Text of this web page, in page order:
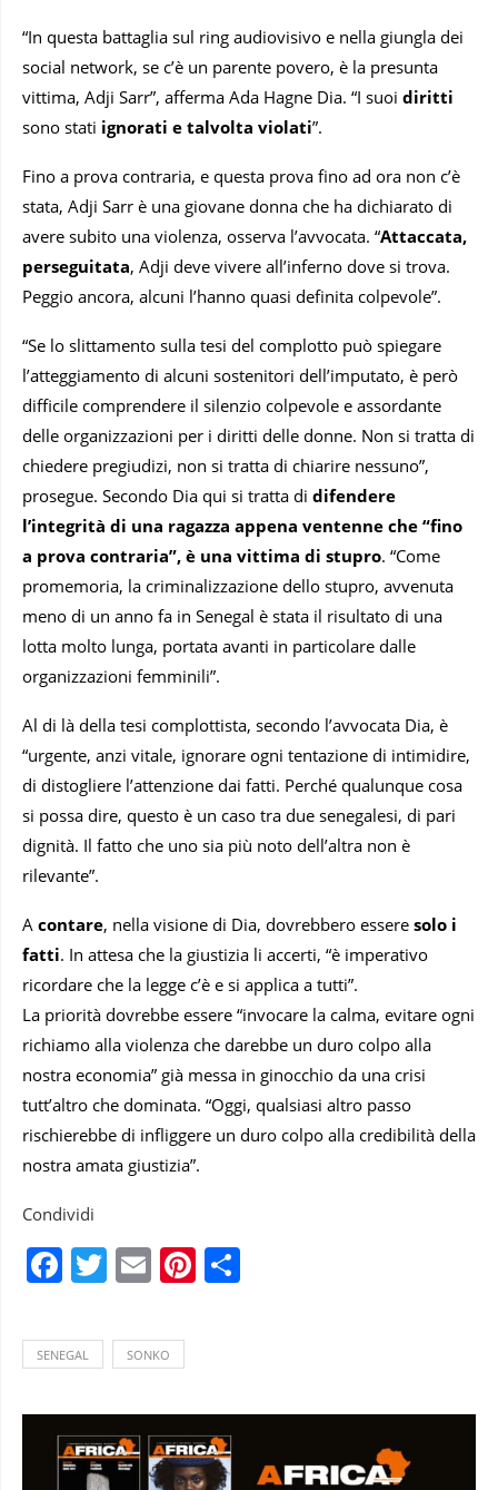
“In questa battaglia sul ring audiovisivo e nella giungla dei
social network, se c’è un parente povero, è la presunta
vittima, Adji Sarr”, afferma Ada Hagne Dia. “I suoi diritti
sono stati ignorati e talvolta violati”.
Fino a prova contraria, e questa prova fino ad ora non c’è
stata, Adji Sarr è una giovane donna che ha dichiarato di
avere subito una violenza, osserva l’avvocata. “Attaccata,
perseguitata, Adji deve vivere all’inferno dove si trova.
Peggio ancora, alcuni l’hanno quasi definita colpevole”.
“Se lo slittamento sulla tesi del complotto può spiegare
l’atteggiamento di alcuni sostenitori dell’imputato, è però
difficile comprendere il silenzio colpevole e assordante
delle organizzazioni per i diritti delle donne. Non si tratta di
chiedere pregiudizi, non si tratta di chiarire nessuno”,
prosegue. Secondo Dia qui si tratta di difendere
l’integrità di una ragazza appena ventenne che “fino
a prova contraria”, è una vittima di stupro. “Come
promemoria, la criminalizzazione dello stupro, avvenuta
meno di un anno fa in Senegal è stata il risultato di una
lotta molto lunga, portata avanti in particolare dalle
organizzazioni femminili”.
Al di là della tesi complottista, secondo l’avvocata Dia, è
“urgente, anzi vitale, ignorare ogni tentazione di intimidire,
di distogliere l’attenzione dai fatti. Perché qualunque cosa
si possa dire, questo è un caso tra due senegalesi, di pari
dignità. Il fatto che uno sia più noto dell’altra non è
rilevante”.
A contare, nella visione di Dia, dovrebbero essere solo i
fatti. In attesa che la giustizia li accerti, “è imperativo
ricordare che la legge c’è e si applica a tutti”.
La priorità dovrebbe essere “invocare la calma, evitare ogni
richiamo alla violenza che darebbe un duro colpo alla
nostra economia” già messa in ginocchio da una crisi
tutt’altro che dominata. “Oggi, qualsiasi altro passo
rischierebbe di infliggere un duro colpo alla credibilità della
nostra amata giustizia”.
Condividi
Facebook
Twitter
EmailPinterest
SENEGAL SONKO